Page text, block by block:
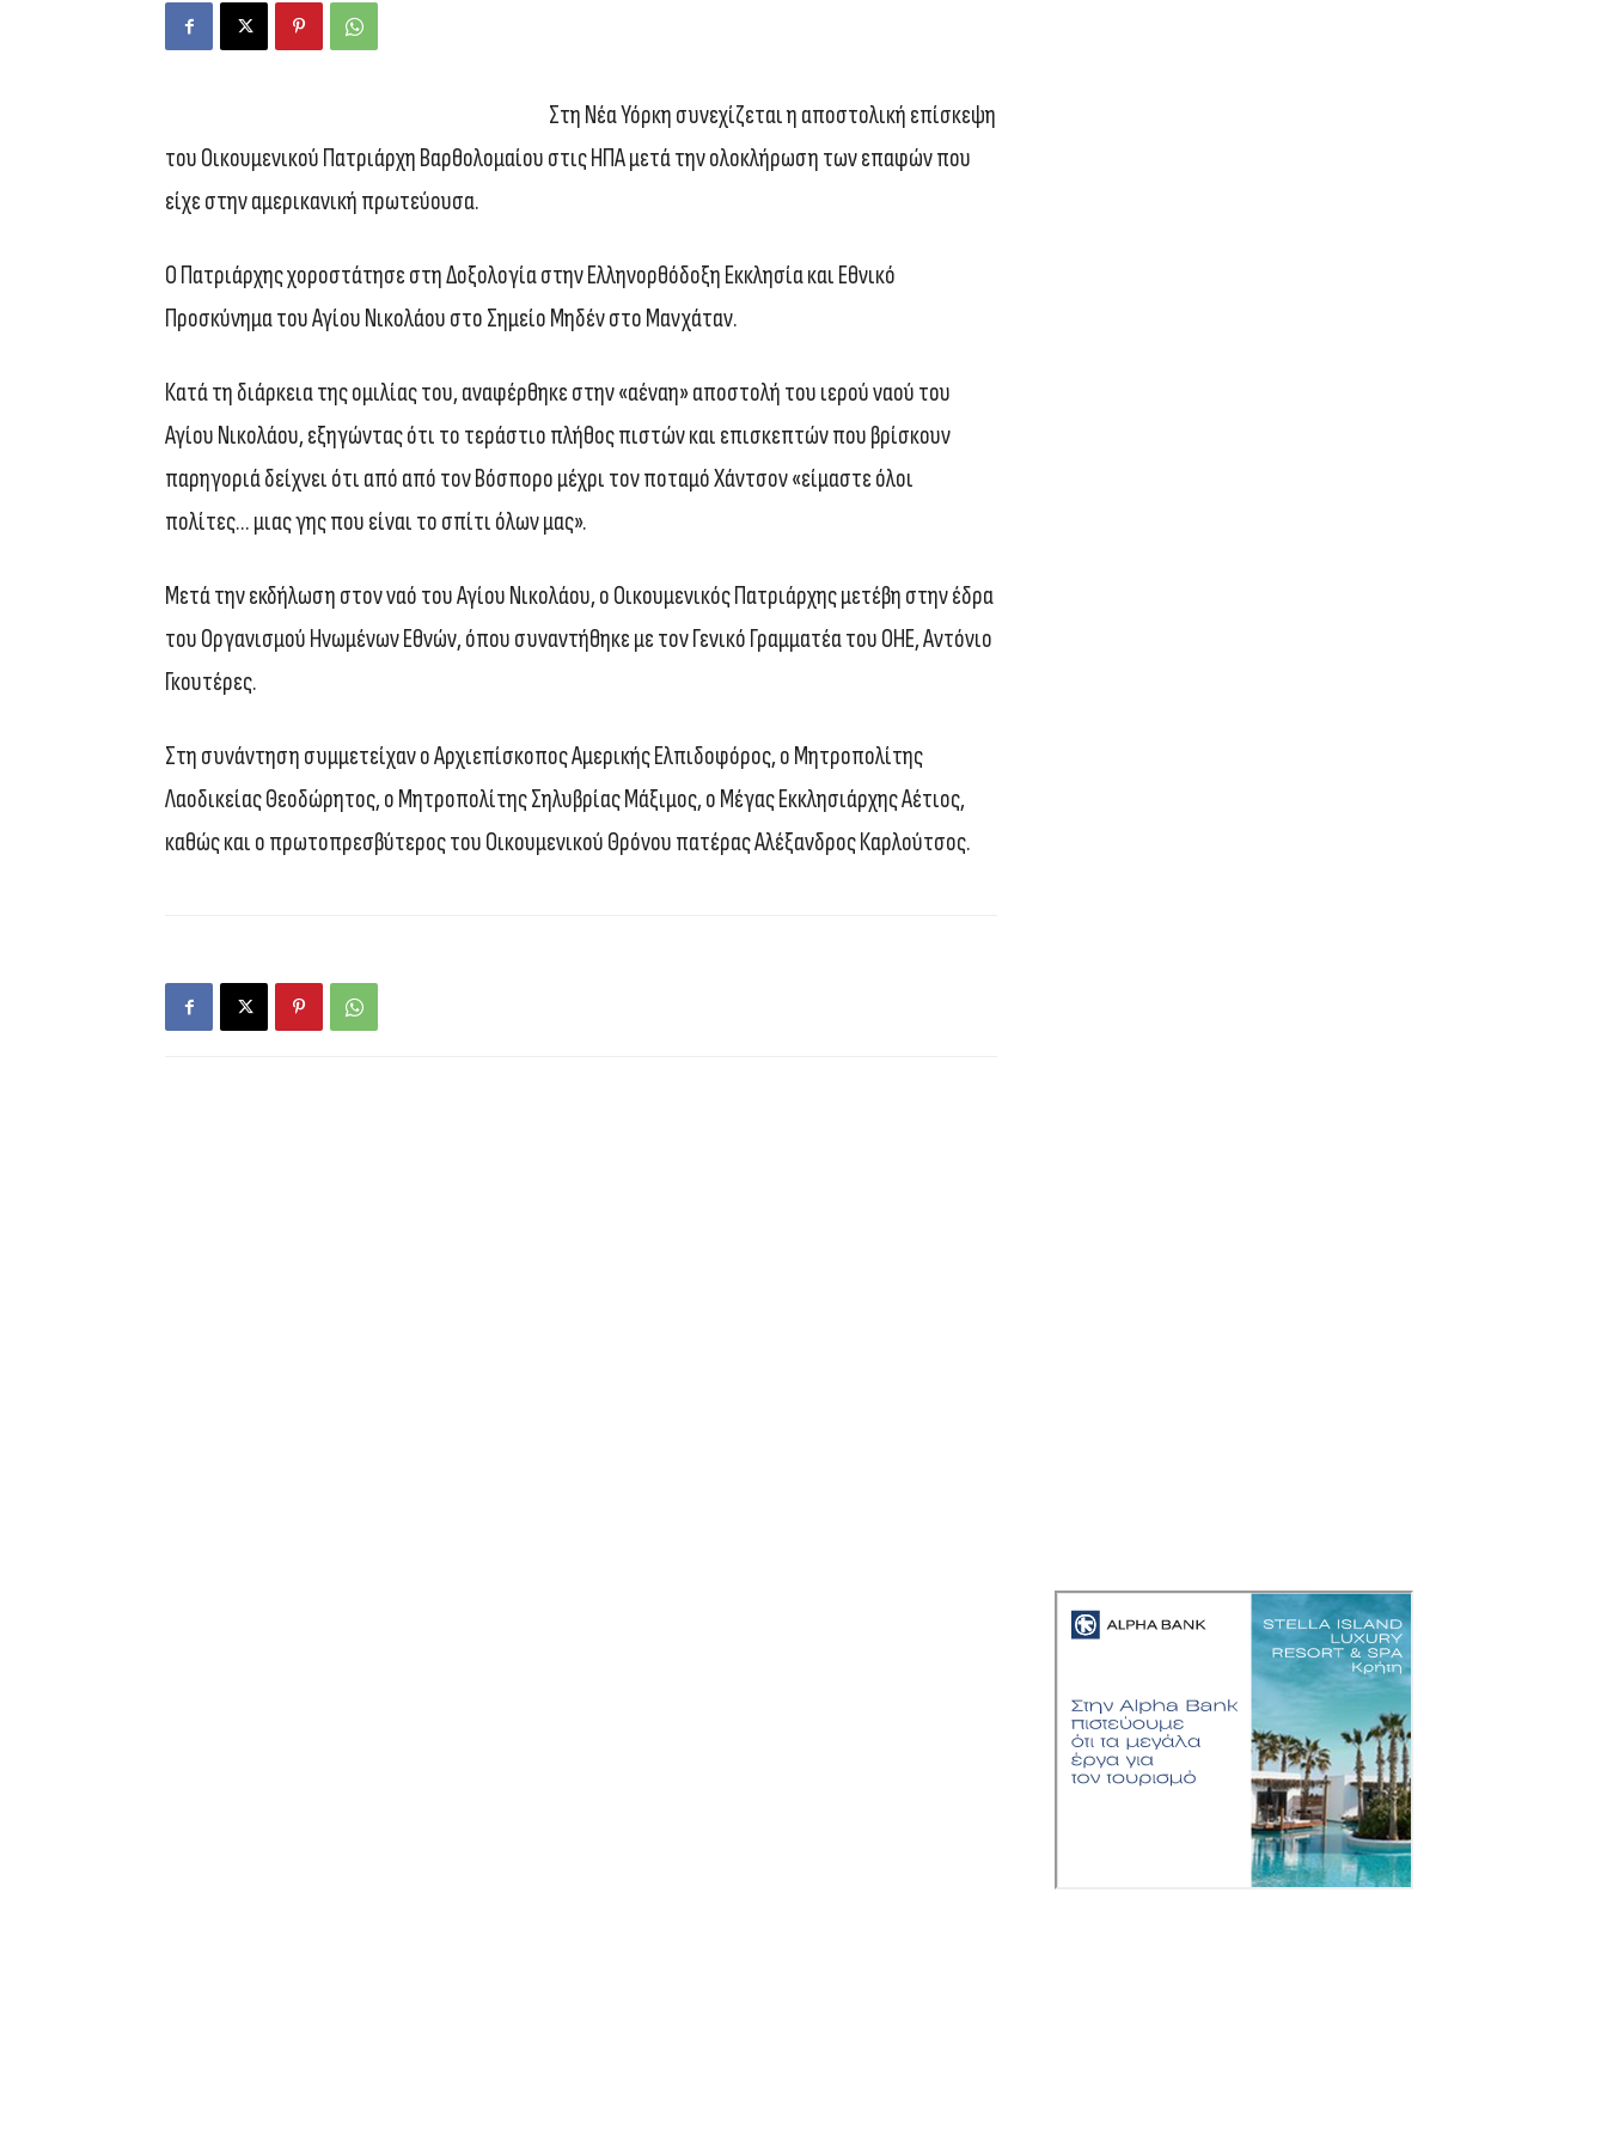
Στη Νέα Υόρκη συνεχίζεται η αποστολική επίσκεψη
του Οικουμενικού Πατριάρχη Βαρθολομαίου στις ΗΠΑ μετά την ολοκλήρωση των επαφών που
είχε στην αμερικανική πρωτεύουσα.
Ο Πατριάρχης χοροστάτησε στη Δοξολογία στην Ελληνορθόδοξη Εκκλησία και Εθνικό
Προσκύνημα του Αγίου Νικολάου στο Σημείο Μηδέν στο Μανχάταν.
Κατά τη διάρκεια της ομιλίας του, αναφέρθηκε στην «αέναη» αποστολή του ιερού ναού του
Αγίου Νικολάου, εξηγώντας ότι το τεράστιο πλήθος πιστών και επισκεπτών που βρίσκουν
παρηγοριά δείχνει ότι από από τον Βόσπορο μέχρι τον ποταμό Χάντσον «είμαστε όλοι
πολίτες… μιας γης που είναι το σπίτι όλων μας».
Μετά την εκδήλωση στον ναό του Αγίου Νικολάου, ο Οικουμενικός Πατριάρχης μετέβη στην έδρα
του Οργανισμού Ηνωμένων Εθνών, όπου συναντήθηκε με τον Γενικό Γραμματέα του ΟΗΕ, Αντόνιο
Γκουτέρες.
Στη συνάντηση συμμετείχαν ο Αρχιεπίσκοπος Αμερικής Ελπιδοφόρος, ο Μητροπολίτης
Λαοδικείας Θεοδώρητος, ο Μητροπολίτης Σηλυβρίας Μάξιμος, ο Μέγας Εκκλησιάρχης Αέτιος,
καθώς και ο πρωτοπρεσβύτερος του Οικουμενικού Θρόνου πατέρας Αλέξανδρος Καρλούτσος.